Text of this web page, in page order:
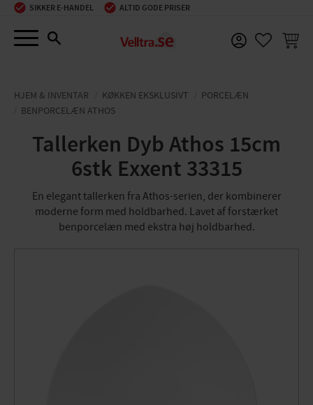
Menu
SIKKER E-HANDEL ALTID GODE PRISER
HJEM & INVENTAR KØKKEN EKSKLUSIVT
PORCELÆN
BENPORCELÆN ATHOS
Tallerken Dyb Athos 15cm
6stk Exxent 33315
En elegant tallerken fra Athos-serien, der kombinerer
moderne form med holdbarhed. Lavet af forstærket
benporcelæn med ekstra høj holdbarhed.